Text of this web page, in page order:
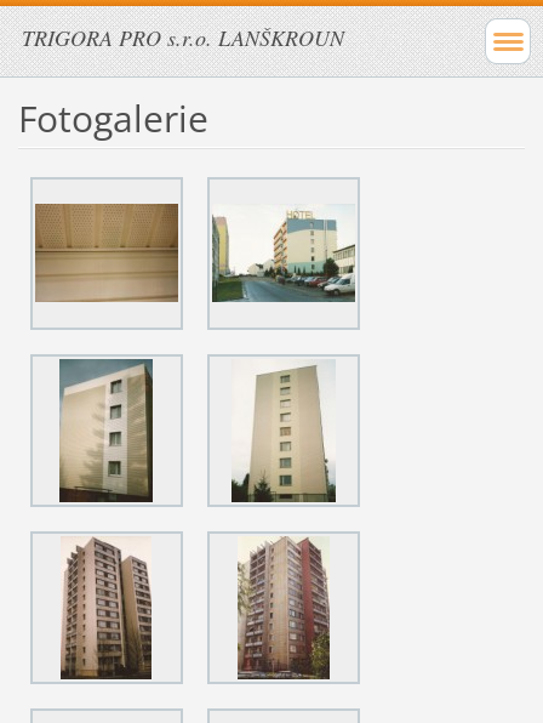
TRIGORA PRO s.r.o. LANŠKROUN
Fotogalerie